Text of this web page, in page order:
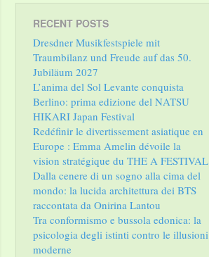
RECENT POSTS
Dresdner Musikfestspiele mit
Traumbilanz und Freude auf das 50.
Jubiläum 2027
L’anima del Sol Levante conquista
Berlino: prima edizione del NATSU
HIKARI Japan Festival
Redéfinir le divertissement asiatique en
Europe : Emma Amelin dévoile la
vision stratégique du THE A FESTIVAL
Dalla cenere di un sogno alla cima del
mondo: la lucida architettura dei BTS
raccontata da Onirina Lantou
Tra conformismo e bussola edonica: la
psicologia degli istinti contro le illusioni
moderne